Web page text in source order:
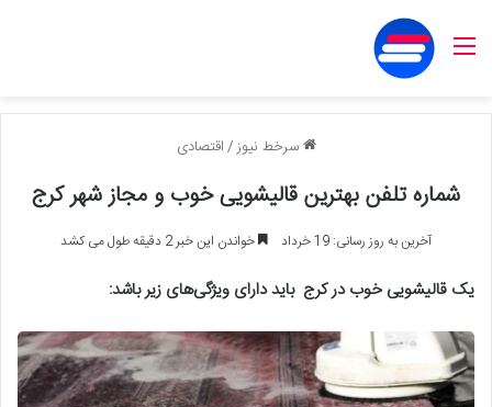
منو
سرخط نیوز/اقتصادی
شماره تلفن بهترین قالیشویی خوب و مجاز شهر کرج
آخرین به روز رسانی: 19 خرداد خواندن این خبر 2 دقیقه طول می کشد
یک قالیشویی خوب در کرج باید دارای ویژگی‌های زیر باشد: